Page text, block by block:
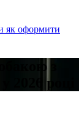
як оформити
з
2026 році